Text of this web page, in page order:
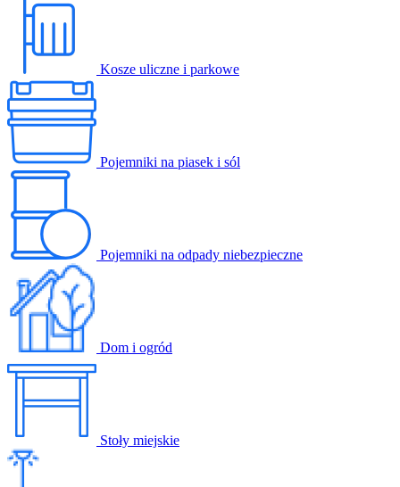
Kosze uliczne i parkowe
Pojemniki na piasek i sól
Pojemniki na odpady niebezpieczne
Dom i ogród
Stoły miejskie